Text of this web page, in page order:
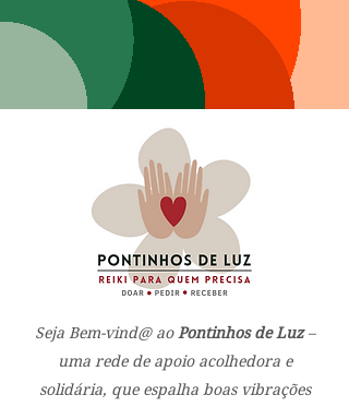
Seja Bem-vind@ aoPontinhos de Luz–
uma rede de apoio acolhedora e
solidária, que espalha boas vibrações